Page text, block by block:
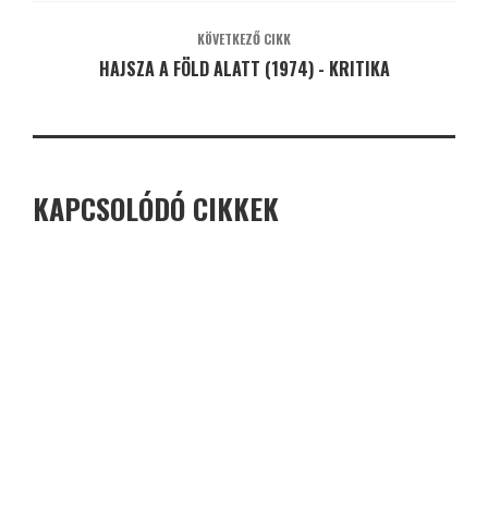
KÖVETKEZŐ CIKK
HAJSZA A FÖLD ALATT (1974) - KRITIKA
KAPCSOLÓDÓ CIKKEK